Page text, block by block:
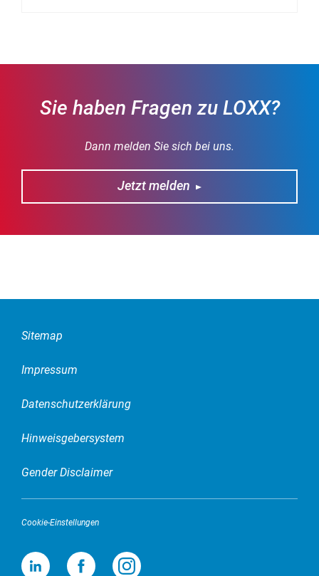
Sie haben Fragen zu LOXX?
Dann melden Sie sich bei uns.
Jetzt melden
Sitemap
Impressum
Datenschutzerklärung
Hinweisgebersystem
Gender Disclaimer
Cookie-Einstellungen